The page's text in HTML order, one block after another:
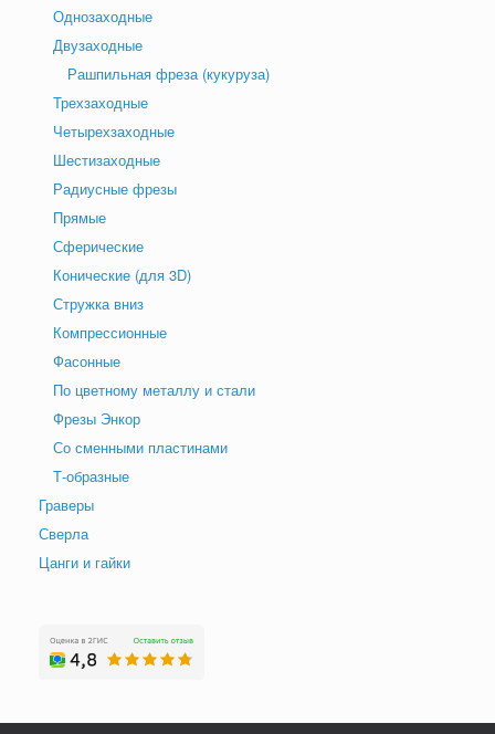
Однозаходные
Двузаходные
Рашпильная фреза (кукуруза)
Трехзаходные
Четырехзаходные
Шестизаходные
Радиусные фрезы
Прямые
Сферические
Конические (для 3D)
Стружка вниз
Компрессионные
Фасонные
По цветному металлу и стали
Фрезы Энкор
Со сменными пластинами
Т-образные
Граверы
Сверла
Цанги и гайки